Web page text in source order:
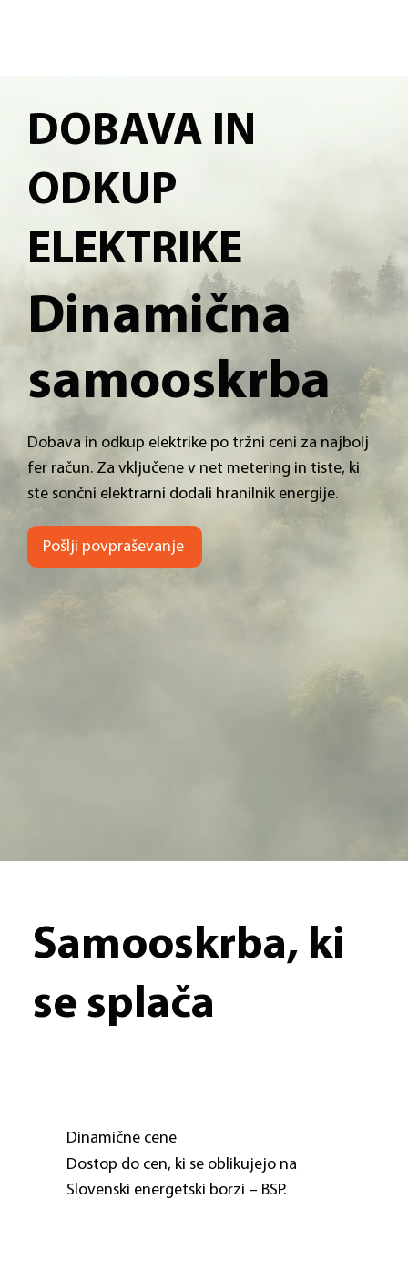
DOBAVA IN
ODKUP
ELEKTRIKE
Dinamična
samooskrba
Dobava in odkup elektrike po tržni ceni za najbolj
fer račun. Za vključene v net metering in tiste, ki
ste sončni elektrarni dodali hranilnik energije.
Pošlji povpraševanje
Samooskrba, ki
se splača
Dinamične cene
Dostop do cen, ki se oblikujejo na
Slovenski energetski borzi – BSP.